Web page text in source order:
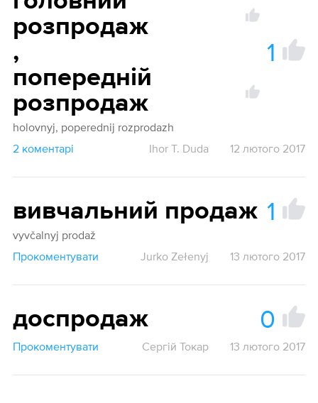
розпродаж
,
попередній
розпродаж
1
holovnyj, poperednij rozprodazh
2 коментарі
Ihor T. Duda 12 лютого 2017
вивчальний продаж 1
vyvčalnyj prodaž
Прокоментувати
Jurko Zełenyj 13 лютого 2017
доспродаж 0
Прокоментувати Сергій Токар 13 лютого 2017